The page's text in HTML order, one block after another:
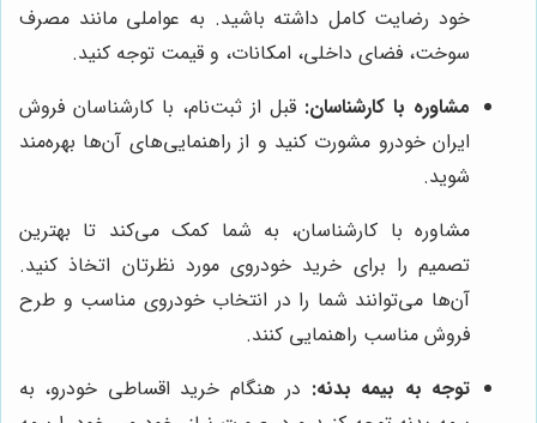
خود رضایت کامل داشته باشید. به عواملی مانند مصرف
سوخت، فضای داخلی، امکانات، و قیمت توجه کنید.
مشاوره با کارشناسان: قبل از ثبت‌نام، با کارشناسان فروش
ایران خودرو مشورت کنید و از راهنمایی‌های آن‌ها بهره‌مند
شوید.
مشاوره با کارشناسان، به شما کمک می‌کند تا بهترین
تصمیم را برای خرید خودروی مورد نظرتان اتخاذ کنید.
آن‌ها می‌توانند شما را در انتخاب خودروی مناسب و طرح
فروش مناسب راهنمایی کنند.
توجه به بیمه بدنه: در هنگام خرید اقساطی خودرو، به